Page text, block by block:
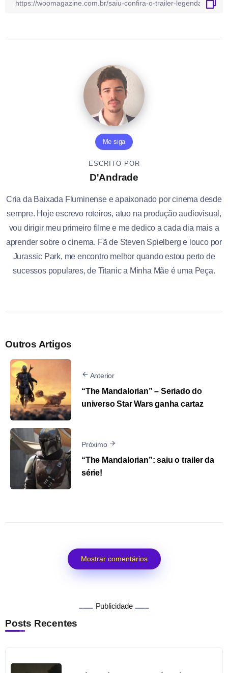
Me siga
ESCRITO POR
D'Andrade
Cria da Baixada Fluminense e apaixonado por cinema desde
sempre. Hoje escrevo roteiros, atuo na produção audiovisual,
vou dirigir meu primeiro filme e me dedico a cada dia mais a
aprender sobre o cinema. Fã de Steven Spielberg e louco por
Jurassic Park, me encontro melhor quando estou perto de
sucessos populares, de Titanic a Minha Mãe é uma Peça.
Outros Artigos
Anterior
“The Mandalorian” – Seriado do
universo Star Wars ganha cartaz
Próximo
“The Mandalorian”: saiu o trailer da
série!
Mostrar comentários
Publicidade
Posts Recentes